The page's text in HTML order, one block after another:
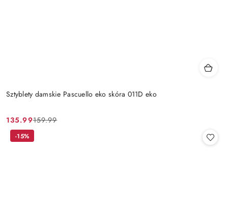
Sztyblety damskie Pascuello eko skóra 011D eko
Cena
promocyjna:
135.99
Cena
przed
159.99
-15%